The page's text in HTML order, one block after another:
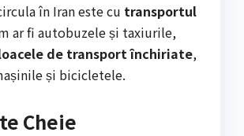
în Iran este cu transportul
ar fi autobuzele și taxiurile,
de transport închiriate,
și bicicletele.
Cheie